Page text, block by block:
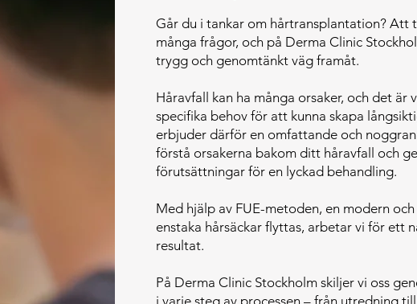
Går du i tankar om hårtransplantation? Att
många frågor, och på Derma Clinic
trygg och genomtänkt väg framåt.
Håravfall kan ha många orsaker, och det
specifika behov för att kunna skapa
erbjuder därför en omfattande och
förstå orsakerna bakom ditt håravfall och
förutsättningar för en lyckad behandling.
Med hjälp av FUE-metoden, en modern
enstaka hårsäckar flyttas, arbetar vi för ett
resultat.
På Derma Clinic Stockholm skiljer vi oss
i varje steg av processen – från utredning